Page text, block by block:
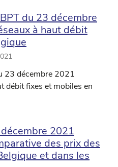
du 23 décembre
à haut débit
23 décembre 2021
débit fixes et mobiles en
2021
des prix des
et dans les